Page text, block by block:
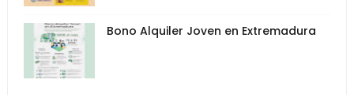
Bono Alquiler Joven en Extremadura